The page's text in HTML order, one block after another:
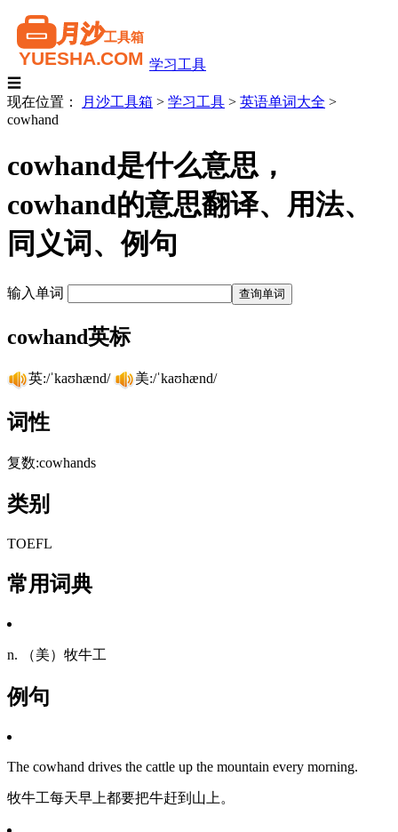
学习工具
☰
现在位置：
月沙工具箱 > 学习工具 > 英语单词大全 >
cowhand
cowhand是什么意思，
cowhand的意思翻译、用法、
同义词、例句
输入单词
cowhand英标
英:/ˈkaʊhænd/ 美:/ˈkaʊhænd/
词性
复数:cowhands
类别
TOEFL
常用词典
n. （美）牧牛工
例句
The cowhand drives the cattle up the mountain every morning.
牧牛工每天早上都要把牛赶到山上。